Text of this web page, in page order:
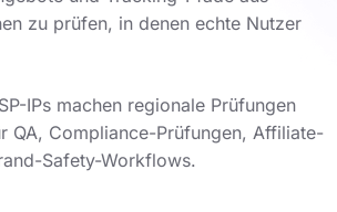
zu prüfen, in denen echte Nutzer
IPs machen regionale Prüfungen
QA, Compliance-Prüfungen, Affiliate-
Safety-Workflows.